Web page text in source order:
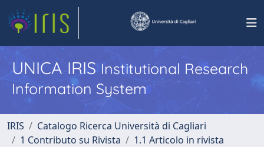
UNICA IRISInstitutional Research
Information System
IRIS
Catalogo Ricerca Università di Cagliari
1 Contributo su Rivista
1.1 Articolo in rivista